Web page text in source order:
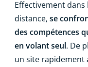
Effectivement
distance, se
des compétences
en volant seul. De
un site rapidement